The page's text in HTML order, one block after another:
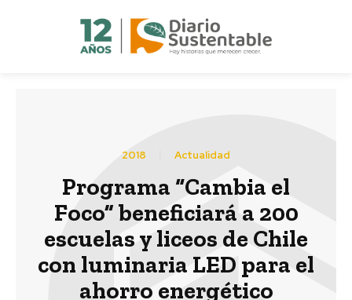
2018 Actualidad
Programa “Cambia el
Foco” beneficiará a 200
escuelas y liceos de Chile
con luminaria LED para el
ahorro energético